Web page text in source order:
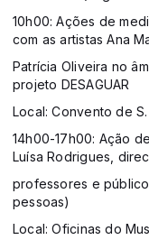
10h00: Ações de
com as artistas Ana
Patrícia Oliveira no
projeto DESAGUAR
Local: Convento de
14h00-17h00: Ação
Luísa Rodrigues,
professores e
pessoas)
Local: Oficinas do